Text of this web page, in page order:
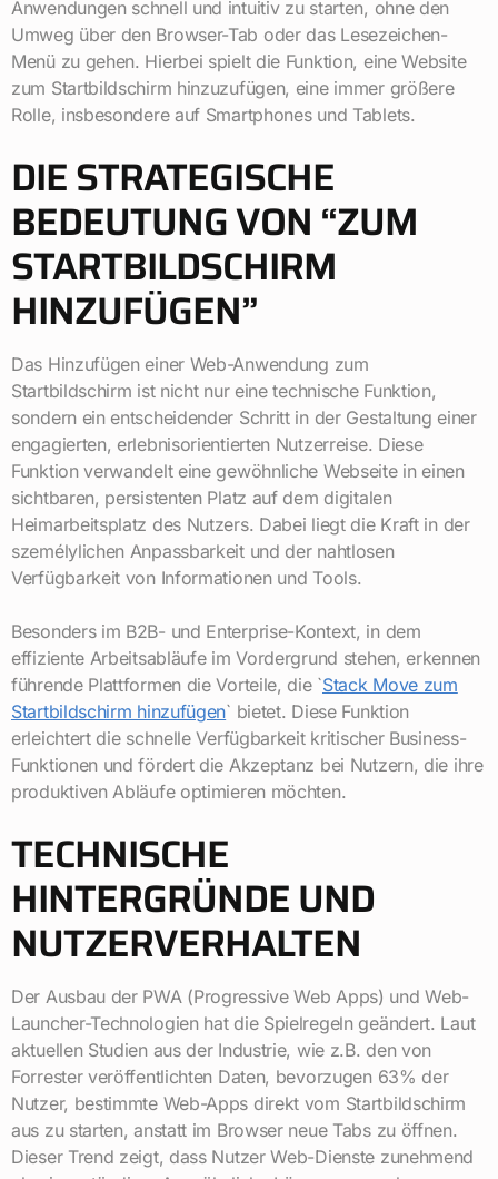
Anwendungen schnell und intuitiv zu starten, ohne den
Umweg über den Browser-Tab oder das Lesezeichen-
Menü zu gehen. Hierbei spielt die Funktion, eine Website
zum Startbildschirm hinzuzufügen, eine immer größere
Rolle, insbesondere auf Smartphones und Tablets.
DIE STRATEGISCHE
BEDEUTUNG VON “ZUM
STARTBILDSCHIRM
HINZUFÜGEN”
Das Hinzufügen einer Web-Anwendung zum
Startbildschirm ist nicht nur eine technische Funktion,
sondern ein entscheidender Schritt in der Gestaltung einer
engagierten, erlebnisorientierten Nutzerreise. Diese
Funktion verwandelt eine gewöhnliche Webseite in einen
sichtbaren, persistenten Platz auf dem digitalen
Heimarbeitsplatz des Nutzers. Dabei liegt die Kraft in der
személylichen Anpassbarkeit und der nahtlosen
Verfügbarkeit von Informationen und Tools.
Besonders im B2B- und Enterprise-Kontext, in dem
effiziente Arbeitsabläufe im Vordergrund stehen, erkennen
führende Plattformen die Vorteile, die `Stack Move zum
Startbildschirm hinzufügen` bietet. Diese Funktion
erleichtert die schnelle Verfügbarkeit kritischer Business-
Funktionen und fördert die Akzeptanz bei Nutzern, die ihre
produktiven Abläufe optimieren möchten.
TECHNISCHE
HINTERGRÜNDE UND
NUTZERVERHALTEN
Der Ausbau der PWA (Progressive Web Apps) und Web-
Launcher-Technologien hat die Spielregeln geändert. Laut
aktuellen Studien aus der Industrie, wie z.B. den von
Forrester veröffentlichten Daten, bevorzugen 63% der
Nutzer, bestimmte Web-Apps direkt vom Startbildschirm
aus zu starten, anstatt im Browser neue Tabs zu öffnen.
Dieser Trend zeigt, dass Nutzer Web-Dienste zunehmend